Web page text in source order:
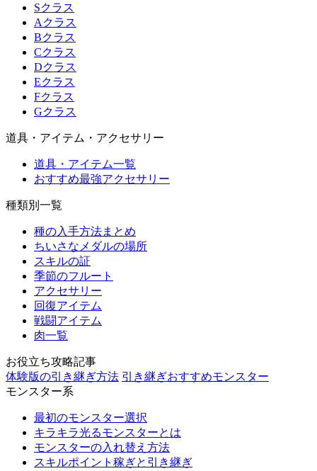
Sクラス
Aクラス
Bクラス
Cクラス
Dクラス
Eクラス
Fクラス
Gクラス
道具・アイテム・アクセサリー
道具・アイテム一覧
おすすめ最強アクセサリー
種類別一覧
種の入手方法まとめ
ちいさなメダルの場所
スキルの証
季節のフルート
アクセサリー
回復アイテム
戦闘アイテム
肉一覧
お役立ち攻略記事
体験版の引き継ぎ方法 引き継ぎおすすめモンスター
モンスター系
最初のモンスター選択
キラキラ光るモンスターとは
モンスターの入れ替え方法
スキルポイント稼ぎと引き継ぎ